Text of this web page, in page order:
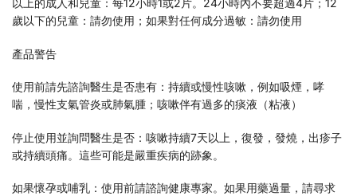
以上的成人和兒童：每12小時1或2片。24小時內不要超過4片；12
歲以下的兒童：請勿使用；如果對任何成分過敏：請勿使用
產品警告
使用前請先諮詢醫生是否患有：持續或慢性咳嗽，例如吸煙，哮
喘，慢性支氣管炎或肺氣腫；咳嗽伴有過多的痰液（粘液）
停止使用並詢問醫生是否：咳嗽持續7天以上，復發，發燒，出疹子
或持續頭痛。這些可能是嚴重疾病的跡象。
如果懷孕或哺乳：使用前請諮詢健康專家。如果用藥過量，請尋求